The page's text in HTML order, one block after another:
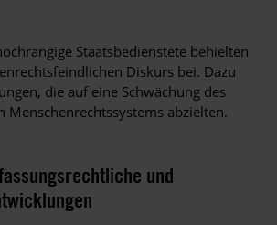
Staatsbedienstete behielten
Diskurs bei. Dazu
die auf eine Schwächung des
Menschenrechtssystems abzielten.
und